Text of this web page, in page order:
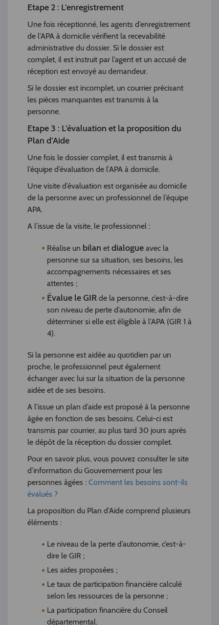
Etape 2 : L’enregistrement
Une fois réceptionné, les agents d’enregistrement
de l’APA à domicile vérifient la recevabilité
administrative du dossier. Si le dossier est
complet, il est instruit par l’agent et un accusé de
réception est envoyé au demandeur.
Si le dossier est incomplet, un courrier précisant
les pièces manquantes est transmis à la
personne.
Etape 3 : L’évaluation et la proposition du
Plan d’Aide
Une fois le dossier complet, il est transmis à
l’équipe d’évaluation de l’APA à domicile.
Une visite d’évaluation est organisée au domicile
de la personne avec un professionnel de l’équipe
APA.
A l’issue de la visite, le professionnel :
Réalise un bilan et dialogue avec la
personne sur sa situation, ses besoins, les
accompagnements nécessaires et ses
attentes ;
Évalue le GIR de la personne, c’est-à-dire
son niveau de perte d’autonomie, afin de
déterminer si elle est éligible à l’APA (GIR 1 à
4).
Si la personne est aidée au quotidien par un
proche, le professionnel peut également
échanger avec lui sur la situation de la personne
aidée et de ses besoins.
A l’issue un plan d’aide est proposé à la personne
âgée en fonction de ses besoins. Celui-ci est
transmis par courrier, au plus tard 30 jours après
le dépôt de la réception du dossier complet.
Pour en savoir plus, vous pouvez consulter le site
d’information du Gouvernement pour les
personnes âgées : Comment les besoins sont-ils
évalués ?
La proposition du Plan d’Aide comprend plusieurs
éléments :
Le niveau de la perte d’autonomie, c’est-à-
dire le GIR ;
Les aides proposées ;
Le taux de participation financière calculé
selon les ressources de la personne ;
La participation financière du Conseil
départemental.